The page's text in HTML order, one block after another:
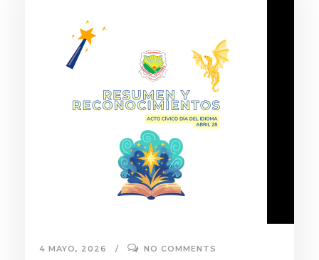
4 MAYO, 2026 NO COMMENTS